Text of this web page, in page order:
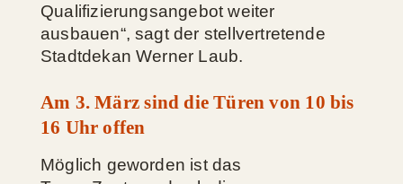
Qualifizierungsangebot weiter
ausbauen“, sagt der stellvertretende
Stadtdekan Werner Laub.
Am 3. März sind die Türen von 10 bis
16 Uhr offen
Möglich geworden ist das